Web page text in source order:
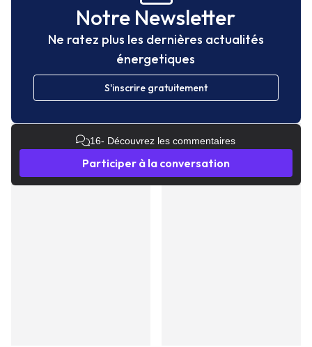
Notre Newsletter
Ne ratez plus les dernières actualités
énergetiques
S'inscrire gratuitement
16- Découvrez les commentaires
Participer à la conversation